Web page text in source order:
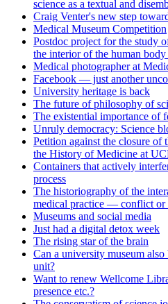
science as a textual and
Craig Venter's new step
Medical Museum Competition
Postdoc project for the study
the interior of the human
Medical photographer at
Facebook — just another
University heritage is back
The future of philosophy of
The existential importance of
Unruly democracy: Science
Petition against the closure of
the History of Medicine at
Containers that actively
process
The historiography of the
medical practice — conflict or
Museums and social media
Just had a digital detox week
The rising star of the brain
Can a university museum
unit?
Want to renew Wellcome
presence etc.?